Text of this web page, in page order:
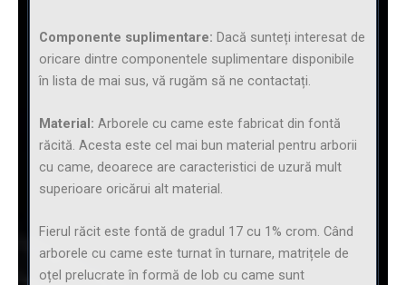
Componente suplimentare: Dacă sunteți interesat de
oricare dintre componentele suplimentare disponibile
în lista de mai sus, vă rugăm să ne contactați.
Material: Arborele cu came este fabricat din fontă
răcită. Acesta este cel mai bun material pentru arborii
cu came, deoarece are caracteristici de uzură mult
superioare oricărui alt material.
Fierul răcit este fontă de gradul 17 cu 1% crom. Când
arborele cu came este turnat în turnare, matrițele de
oțel prelucrate în formă de lob cu came sunt